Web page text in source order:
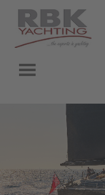
Menü überspringen